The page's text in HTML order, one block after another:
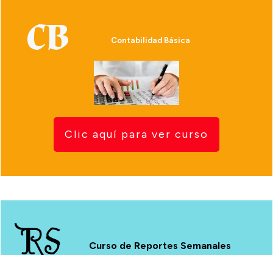
CB Contabilidad Básica
Clic aquí para ver curso
RSCurso de Reportes Semanales